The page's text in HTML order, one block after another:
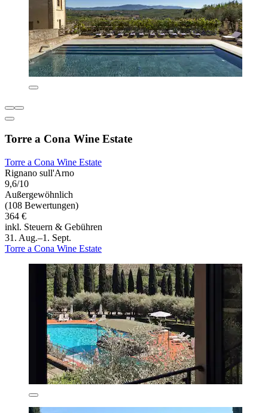
Torre a Cona Wine Estate
Torre a Cona Wine Estate
Rignano sull'Arno
9,6/10
Außergewöhnlich
(108 Bewertungen)
364 €
inkl. Steuern & Gebühren
31. Aug.–1. Sept.
Torre a Cona Wine Estate